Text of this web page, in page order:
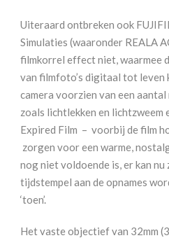
Uiteraard ontbreken ook
Simulaties (waaronder REALA
filmkorrel effect niet, waarmee
van filmfoto’s digitaal tot leven
camera voorzien van een
zoals lichtlekken en lichtzweem
Expired Film – voorbij de film
zorgen voor een warme,
nog niet voldoende is, er kan nu
tijdstempel aan de opnames
‘toen’.
Het vaste objectief van 32mm